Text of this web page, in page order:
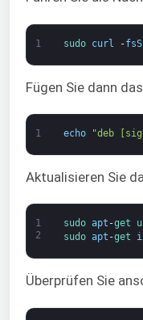
1 sudo curl -
Fügen Sie dann
1 echo "deb
Aktualisieren Sie
1
2
sudo apt -get
sudo apt -get
Überprüfen Sie